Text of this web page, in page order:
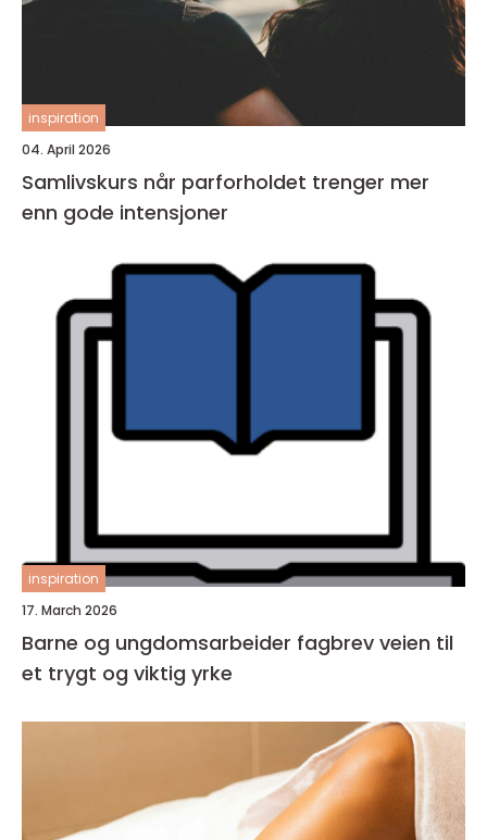
inspiration
04. April 2026
Samlivskurs når parforholdet trenger mer
enn gode intensjoner
inspiration
17. March 2026
Barne og ungdomsarbeider fagbrev veien til
et trygt og viktig yrke